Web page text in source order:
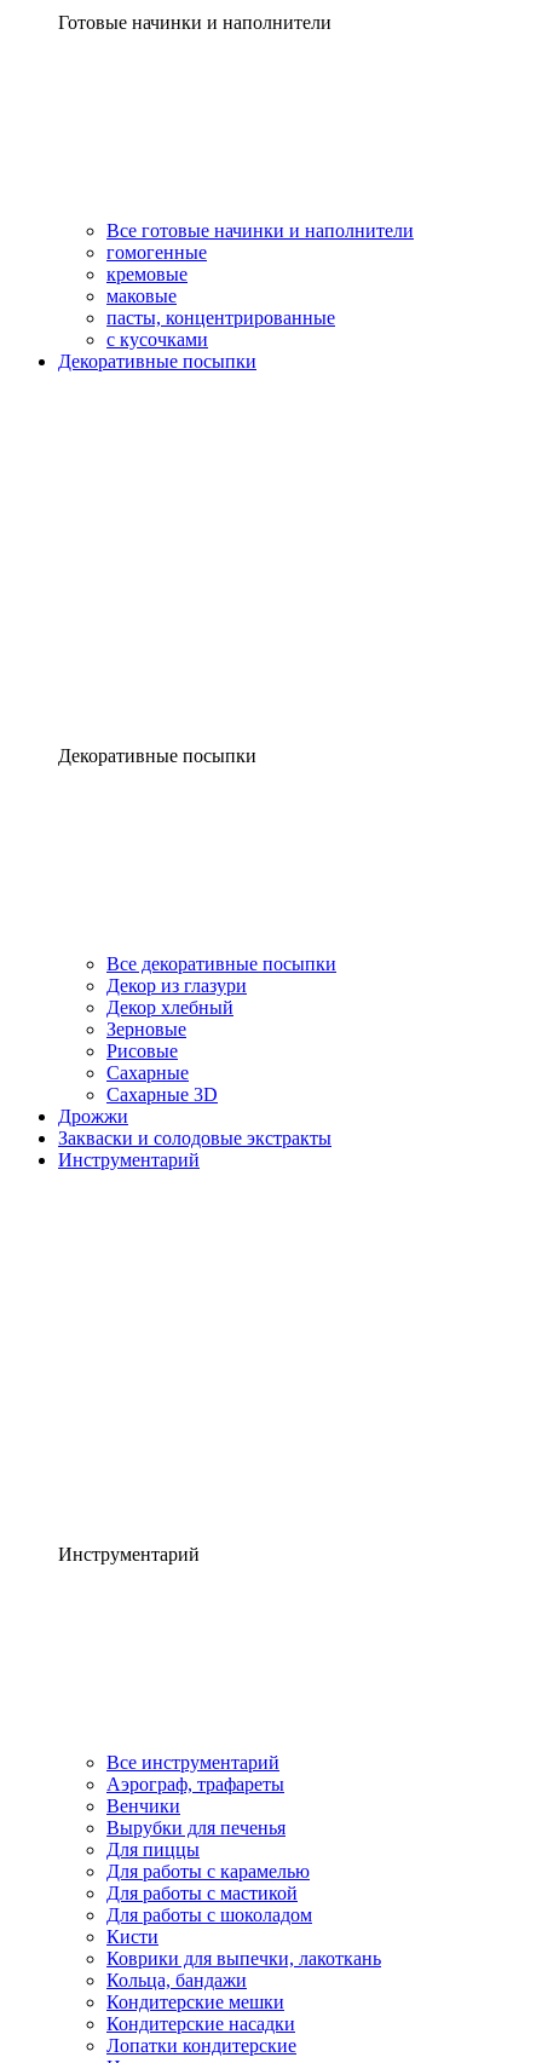
Готовые начинки и наполнители
Все готовые начинки и наполнители
гомогенные
кремовые
маковые
пасты, концентрированные
с кусочками
Декоративные посыпки
Декоративные посыпки
Все декоративные посыпки
Декор из глазури
Декор хлебный
Зерновые
Рисовые
Сахарные
Сахарные 3D
Дрожжи
Закваски и солодовые экстракты
Инструментарий
Инструментарий
Все инструментарий
Аэрограф, трафареты
Венчики
Вырубки для печенья
Для пиццы
Для работы с карамелью
Для работы с мастикой
Для работы с шоколадом
Кисти
Коврики для выпечки, лакоткань
Кольца, бандажи
Кондитерские мешки
Кондитерские насадки
Лопатки кондитерские